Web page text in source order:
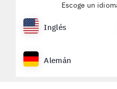
Escoge un
Inglés
Alemán